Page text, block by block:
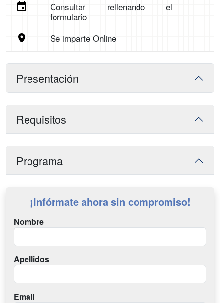
Consultar rellenando el
formulario
Se imparte Online
Presentación
Requisitos
Programa
¡Infórmate ahora sin compromiso!
Nombre
Apellidos
Email